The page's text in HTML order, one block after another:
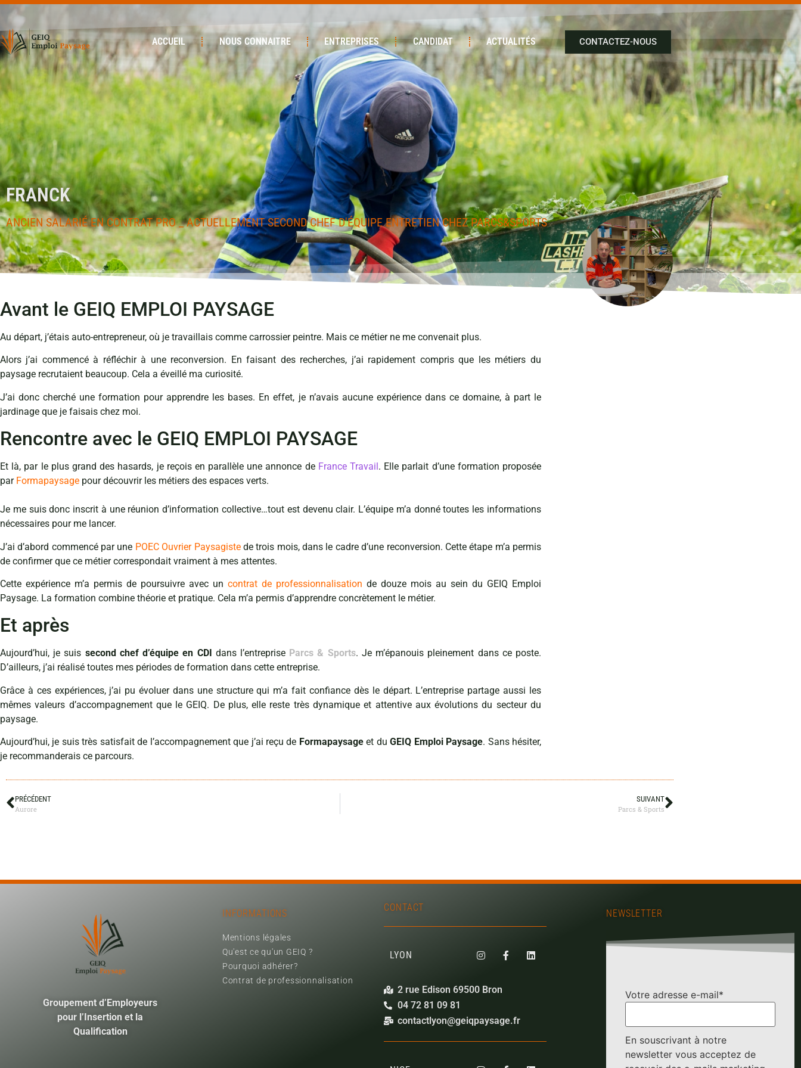
ACCUEIL NOUS CONNAITRE ENTREPRISES CANDIDAT ACTUALITÉS CONTACTEZ-NOUS
FRANCK
ANCIEN SALARIÉ EN CONTRAT PRO _ ACTUELLEMENT SECOND CHEF D'ÉQUIPE ENTRETIEN CHEZ PARCS&SPORTS
Avant le GEIQ EMPLOI PAYSAGE
Au départ, j’étais auto-entrepreneur, où je travaillais comme carrossier peintre. Mais ce métier ne me convenait plus.
Alors j’ai commencé à réfléchir à une reconversion. En faisant des recherches, j’ai rapidement compris que les métiers du
paysage recrutaient beaucoup. Cela a éveillé ma curiosité.
J’ai donc cherché une formation pour apprendre les bases. En effet, je n’avais aucune expérience dans ce domaine, à part le
jardinage que je faisais chez moi.
Rencontre avec le GEIQ EMPLOI PAYSAGE
Et là, par le plus grand des hasards, je reçois en parallèle une annonce de France Travail . Elle parlait d’une formation proposée
par Formapaysage pour découvrir les métiers des espaces verts.
Je me suis donc inscrit à une réunion d’information collective…tout est devenu clair. L’équipe m’a donné toutes les informations
nécessaires pour me lancer.
J’ai d’abord commencé par une POEC Ouvrier Paysagiste de trois mois, dans le cadre d’une reconversion. Cette étape m’a permis
de confirmer que ce métier correspondait vraiment à mes attentes.
Cette expérience m’a permis de poursuivre avec un contrat de professionnalisation de douze mois au sein du GEIQ Emploi
Paysage. La formation combine théorie et pratique. Cela m’a permis d’apprendre concrètement le métier.
Et après
Aujourd’hui, je suis second chef d’équipe en CDI dans l’entreprise Parcs & Sports. Je m’épanouis pleinement dans ce poste.
D’ailleurs, j’ai réalisé toutes mes périodes de formation dans cette entreprise.
Grâce à ces expériences, j’ai pu évoluer dans une structure qui m’a fait confiance dès le départ. L’entreprise partage aussi les
mêmes valeurs d’accompagnement que le GEIQ. De plus, elle reste très dynamique et attentive aux évolutions du secteur du
paysage.
Aujourd’hui, je suis très satisfait de l’accompagnement que j’ai reçu de Formapaysageet duGEIQ Emploi Paysage. Sans hésiter,
je recommanderais ce parcours.
PRÉCÉDENT
Aurore
SUIVANT
Parcs & Sports
Groupement d’Employeurs
pour l’Insertion et la
Qualification
INFORMATIONS
Mentions légales
Qu'est ce qu'un GEIQ ?
Pourquoi adhérer?
Contrat de professionnalisation
CONTACT
LYON
2 rue Edison 69500 Bron
04 72 81 09 81
contactlyon@geiqpaysage.fr
NEWSLETTER
Votre adresse e-mail*
En souscrivant à notre
newsletter vous acceptez de